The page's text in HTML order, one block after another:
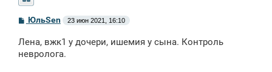
С
б
щ
ЮльSen 23 июн 2021, 16:10
Лена, вжк1 у дочери, ишемия у сына. Контроль
невролога.